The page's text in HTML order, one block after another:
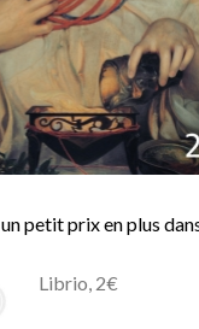
petit prix en plus
Librio, 2€